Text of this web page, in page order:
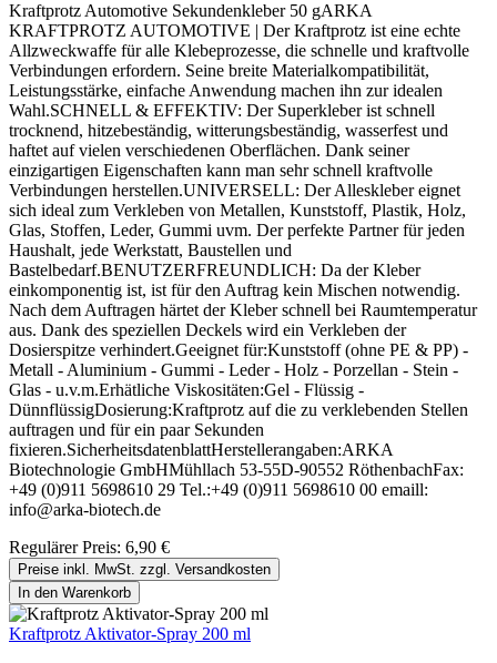
Kraftprotz Automotive Sekundenkleber 50 gARKA
KRAFTPROTZ AUTOMOTIVE | Der Kraftprotz ist eine echte
Allzweckwaffe für alle Klebeprozesse, die schnelle und kraftvolle
Verbindungen erfordern. Seine breite Materialkompatibilität,
Leistungsstärke, einfache Anwendung machen ihn zur idealen
Wahl.SCHNELL & EFFEKTIV: Der Superkleber ist schnell
trocknend, hitzebeständig, witterungsbeständig, wasserfest und
haftet auf vielen verschiedenen Oberflächen. Dank seiner
einzigartigen Eigenschaften kann man sehr schnell kraftvolle
Verbindungen herstellen.UNIVERSELL: Der Alleskleber eignet
sich ideal zum Verkleben von Metallen, Kunststoff, Plastik, Holz,
Glas, Stoffen, Leder, Gummi uvm. Der perfekte Partner für jeden
Haushalt, jede Werkstatt, Baustellen und
Bastelbedarf.BENUTZERFREUNDLICH: Da der Kleber
einkomponentig ist, ist für den Auftrag kein Mischen notwendig.
Nach dem Auftragen härtet der Kleber schnell bei Raumtemperatur
aus. Dank des speziellen Deckels wird ein Verkleben der
Dosierspitze verhindert.Geeignet für:Kunststoff (ohne PE & PP) -
Metall - Aluminium - Gummi - Leder - Holz - Porzellan - Stein -
Glas - u.v.m.Erhätliche Viskositäten:Gel - Flüssig -
DünnflüssigDosierung:Kraftprotz auf die zu verklebenden Stellen
auftragen und für ein paar Sekunden
fixieren.SicherheitsdatenblattHerstellerangaben:ARKA
Biotechnologie GmbHMühllach 53-55D-90552 RöthenbachFax:
+49 (0)911 5698610 29 Tel.:+49 (0)911 5698610 00 emaill:
info@arka-biotech.de
Regulärer Preis: 6,90 €
Preise inkl. MwSt. zzgl. Versandkosten
In den Warenkorb
Kraftprotz Aktivator-Spray 200 ml